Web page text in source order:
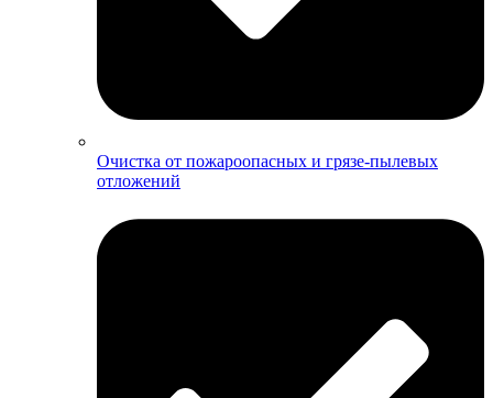
Очистка от пожароопасных и грязе-пылевых
отложений